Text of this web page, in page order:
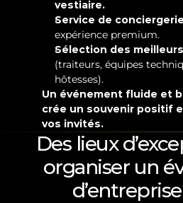
vestiaire.
Service de
expérience premium.
Sélection des
(traiteurs, équipes
hôtesses).
Un événement fluide et
crée un souvenir positif
vos invités.
Des lieux
organiser un